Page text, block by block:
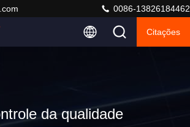
0086-13826184462
Citações
da qualidade